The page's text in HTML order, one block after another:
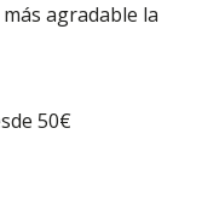
agradable la
50€